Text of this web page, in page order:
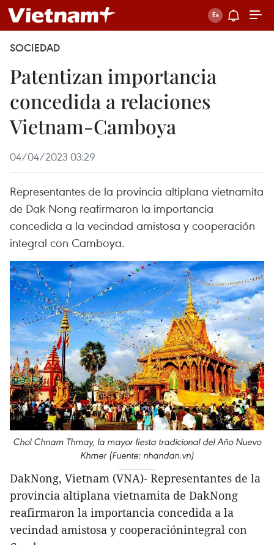
SOCIEDAD
Patentizan importancia
concedida a relaciones
Vietnam-Camboya
04/04/2023 03:29
Representantes de la provincia altiplana vietnamita
de Dak Nong reafirmaron la importancia
concedida a la vecindad amistosa y cooperación
integral con Camboya.
Chol Chnam Thmay, la mayor fiesta tradicional del Año Nuevo
Khmer (Fuente: nhandan.vn)
DakNong, Vietnam (VNA)- Representantes de la
provincia altiplana vietnamita de DakNong
reafirmaron la importancia concedida a la
vecindad amistosa y cooperaciónintegral con